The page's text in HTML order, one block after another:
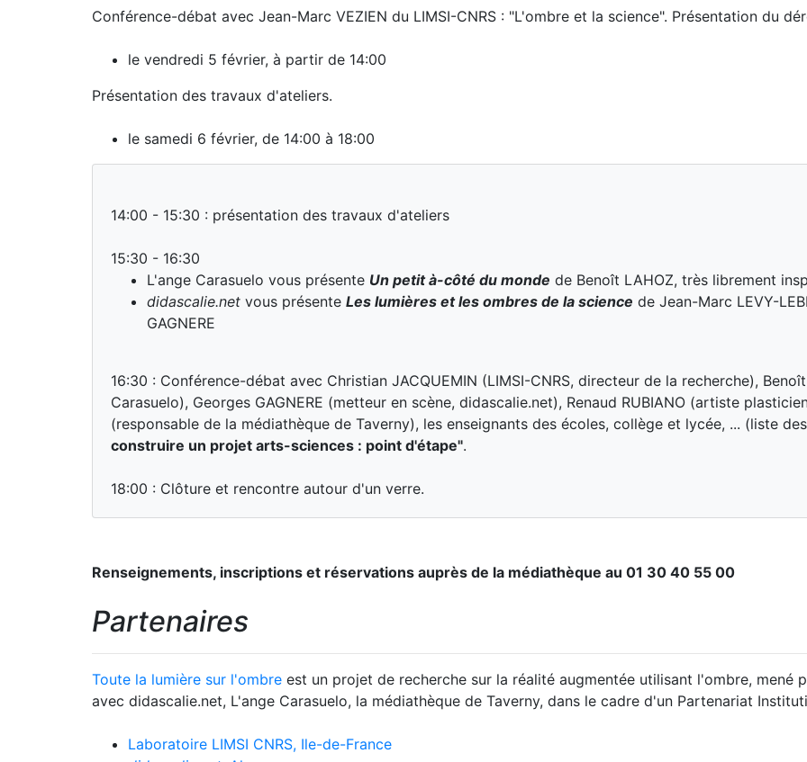
Conférence-débat avec Jean-Marc VEZIEN du LIMSI-CNRS : "L'ombre et la science". Présentation du
le vendredi 5 février, à partir de 14:00
Présentation des travaux d'ateliers.
le samedi 6 février, de 14:00 à 18:00
14:00 - 15:30 : présentation des travaux d'ateliers
15:30 - 16:30
L'ange Carasuelo vous présente Un petit à-côté du monde de Benoît LAHOZ, très librement
didascalie.net vous présente Les lumières et les ombres de la science de Jean-Marc LEVY-
GAGNERE
16:30 : Conférence-débat avec Christian JACQUEMIN (LIMSI-CNRS, directeur de la recherche),
Carasuelo), Georges GAGNERE (metteur en scène, didascalie.net), Renaud RUBIANO (artiste
(responsable de la médiathèque de Taverny), les enseignants des écoles, collège et lycée, ... (liste
construire un projet arts-sciences : point d'étape".
18:00 : Clôture et rencontre autour d'un verre.
Renseignements, inscriptions et réservations auprès de la médiathèque au 01 30 40 55 00
Partenaires
Toute la lumière sur l'ombre est un projet de recherche sur la réalité augmentée utilisant l'ombre, mené
avec didascalie.net, L'ange Carasuelo, la médiathèque de Taverny, dans le cadre d'un Partenariat
Laboratoire LIMSI CNRS, Ile-de-France